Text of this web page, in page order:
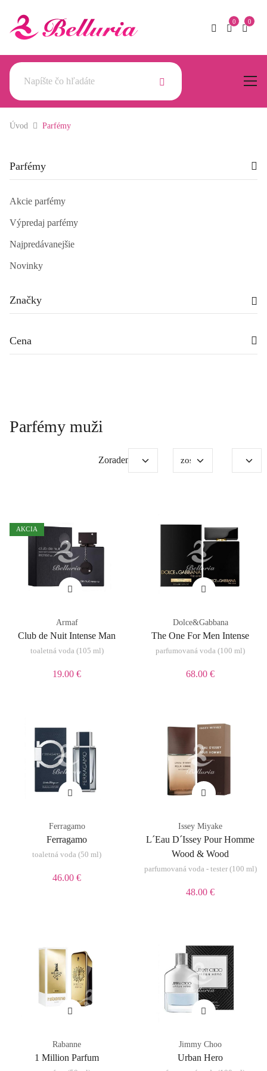
Úvod Parfémy
Parfémy
Akcie parfémy
Výpredaj parfémy
Najpredávanejšie
Novinky
Značky
Cena
Parfémy muži
Zoradenie:
AKCIA
Armaf
Club de Nuit Intense Man
toaletná voda (105 ml)
19.00 €
Dolce&Gabbana
The One For Men Intense
parfumovaná voda (100 ml)
68.00 €
Ferragamo
Ferragamo
toaletná voda (50 ml)
46.00 €
Issey Miyake
L´Eau D´Issey Pour Homme
Wood & Wood
parfumovaná voda - tester (100 ml)
48.00 €
Rabanne
1 Million Parfum
Jimmy Choo
Urban Hero